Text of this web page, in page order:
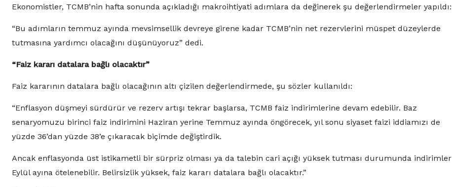
Ekonomistler, TCMB’nin hafta sonunda açıkladığı makroihtiyati adımlara da değinerek şu değerlendirmeler yapıldı:
“Bu adımların temmuz ayında mevsimsellik devreye girene kadar TCMB’nin net rezervlerini müspet düzeylerde
tutmasına yardımcı olacağını düşünüyoruz” dedi.
“Faiz kararı datalara bağlı olacaktır”
Faiz kararının datalara bağlı olacağının altı çizilen değerlendirmede, şu sözler kullanıldı:
“Enflasyon düşmeyi sürdürür ve rezerv artışı tekrar başlarsa, TCMB faiz indirimlerine devam edebilir. Baz
senaryomuzu birinci faiz indirimini Haziran yerine Temmuz ayında öngörecek, yıl sonu siyaset faizi iddiamızı de
yüzde 36’dan yüzde 38’e çıkaracak biçimde değiştirdik.
Ancak enflasyonda üst istikametli bir sürpriz olması ya da talebin cari açığı yüksek tutması durumunda indirimler
Eylül ayına ötelenebilir. Belirsizlik yüksek, faiz kararı datalara bağlı olacaktır.”